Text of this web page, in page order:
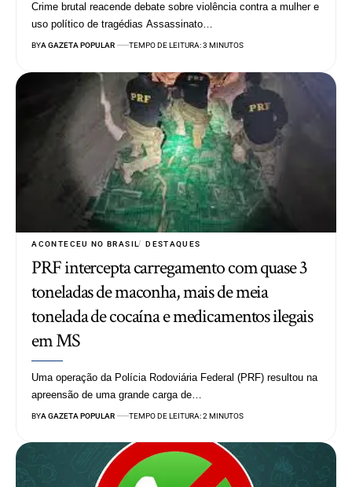
Crime brutal reacende debate sobre violência contra a mulher e
uso político de tragédias Assassinato…
BYA GAZETA POPULAR TEMPO DE LEITURA: 3 MINUTOS
ACONTECEU NO BRASIL DESTAQUES
PRF intercepta carregamento com quase 3
toneladas de maconha, mais de meia
tonelada de cocaína e medicamentos ilegais
em MS
Uma operação da Polícia Rodoviária Federal (PRF) resultou na
apreensão de uma grande carga de…
BYA GAZETA POPULAR TEMPO DE LEITURA: 2 MINUTOS